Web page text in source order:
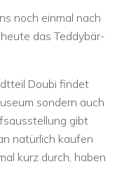
noch einmal nach
das Teddybär-
Doubi findet
sondern auch
gibt
natürlich kaufen
kurz durch, haben